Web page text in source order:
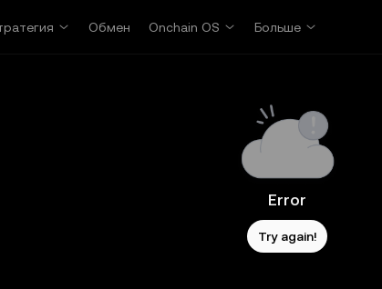
Обмен Onchain OS Больше
Error
Try again!